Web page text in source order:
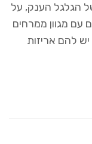
הגלגל הענק, על
עם מגוון ממרחים
יש להם אריזות